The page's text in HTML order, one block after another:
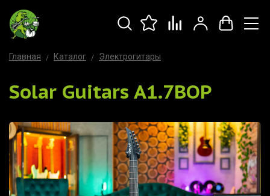
Главная Каталог Электрогитары
Solar Guitars A1.7BOP